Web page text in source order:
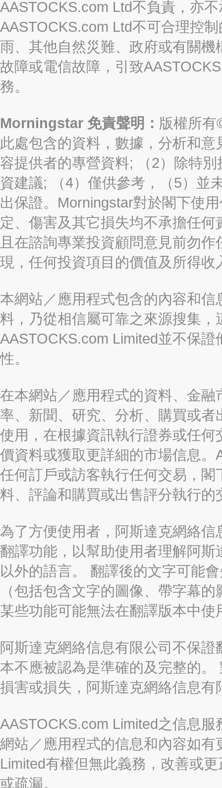
AASTOCKS.com Ltd不負責，亦
AASTOCKS.com Ltd不可合理控
雨、其他自然災難、政府或有關
故障或電信故障，引致
務。
Morningstar 免責聲明： 版權所有
此處包含的資料，數據，分析和意
容提供者的專營資料; （2）除特
資建議; （4）僅供參考，（5）並
出保證。Morningstar對於閣下使
定、傷害及其它損失均不承擔任
且在諮詢專業投資顧問意見前勿
現，任何投資項目的價值及所得收
本網站／應用程式包含的內容和
料，乃從相信屬可靠之來源搜集
AASTOCKS.com Limited並不保
性。
在本網站／應用程式的資料、金
率、新聞、研究、分析、購買或
使用，在根據資訊執行證券或任
價資料或獲取更詳細的市場信息
任何訂戶或訪客執行任何交易，
料、評論和購買或出售評分執行的
為了方便使用者，阿斯達克網絡
翻譯功能，以幫助使用者理解阿
以外的語言。 翻譯後的文字可能
（包括包含文字的圖像、帶字幕
某些功能可能無法在翻譯版本中使
阿斯達克網絡信息有限公司不保
本不應被認為是準確的及完整的
損害或損失，阿斯達克網絡信息
AASTOCKS.com Limited之信息
網站／應用程式的信息和內容如
Limited有權但無此義務，改善或
或疏漏。